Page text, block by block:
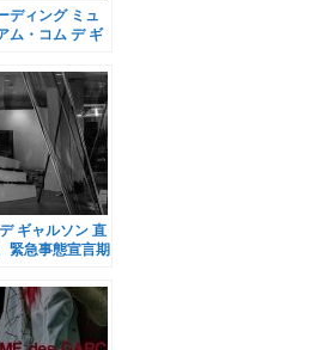
ディング ミュ
ム・コム デ ギ
プン
ギャルソン 直
緊急事態宣言期